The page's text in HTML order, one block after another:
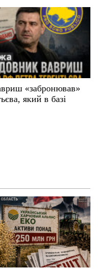
«забронював»
який в базі